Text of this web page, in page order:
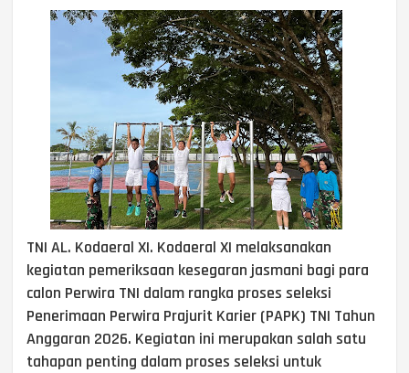
TNI AL. Kodaeral XI. Kodaeral XI melaksanakan
kegiatan pemeriksaan kesegaran jasmani bagi para
calon Perwira TNI dalam rangka proses seleksi
Penerimaan Perwira Prajurit Karier (PAPK) TNI Tahun
Anggaran 2026. Kegiatan ini merupakan salah satu
tahapan penting dalam proses seleksi untuk